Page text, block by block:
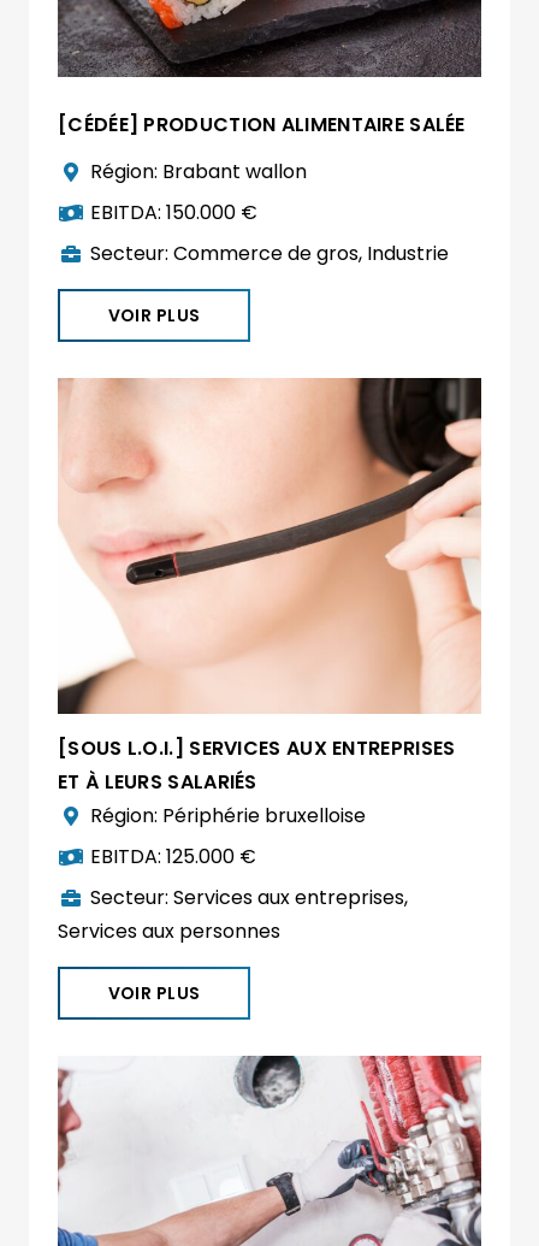
[CÉDÉE] PRODUCTION ALIMENTAIRE SALÉE
Région: Brabant wallon
EBITDA:150.000 €
Secteur:Commerce de gros, Industrie
VOIR PLUS
[SOUS L.O.I.] SERVICES AUX ENTREPRISES
ET À LEURS SALARIÉS
Région: Périphérie bruxelloise
EBITDA:125.000 €
Secteur:Services aux entreprises,
Services aux personnes
VOIR PLUS